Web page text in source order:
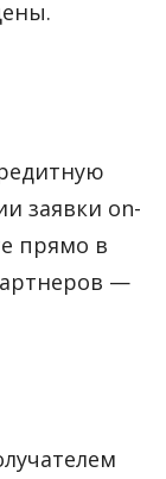
заявки on-
прямо в
—